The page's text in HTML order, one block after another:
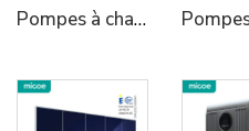
Pompes à chaleur monobloc R290 Air-Eau Micoe pour chauffe-eau